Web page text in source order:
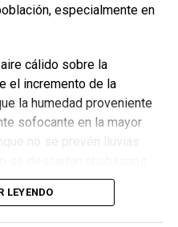
de WhatsAppespecialmente en
cálido sobre la
el incremento de la
la humedad proveniente
sofocante en la mayor
no se prevén lluvias
del centro y sur.
LEYENDO